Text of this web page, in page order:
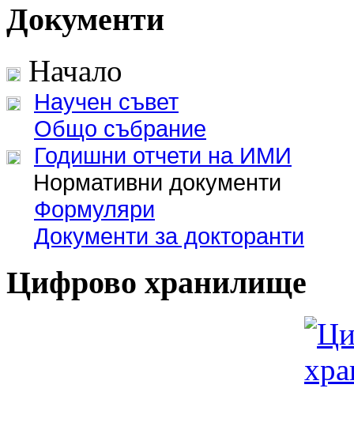
Документи
Начало
Научен съвет
Общо събрание
Годишни отчети на ИМИ
Нормативни документи
Формуляри
Документи за докторанти
Цифрово хранилище